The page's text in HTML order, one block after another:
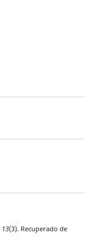
13(3). Recuperado de